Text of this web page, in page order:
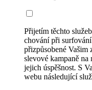
Přijetím těchto
chování při
přizpůsobené Vašim
slevové kampaně
jejich úspěšnost. S
webu následující